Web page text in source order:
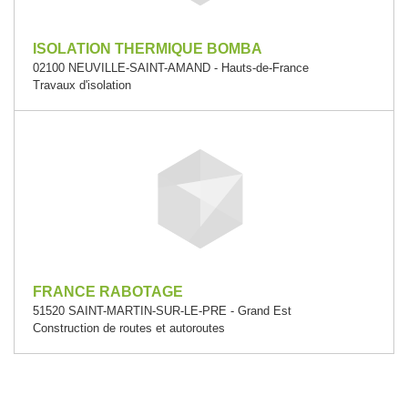
ISOLATION THERMIQUE BOMBA
02100 NEUVILLE-SAINT-AMAND - Hauts-de-France
Travaux d'isolation
FRANCE RABOTAGE
51520 SAINT-MARTIN-SUR-LE-PRE - Grand Est
Construction de routes et autoroutes